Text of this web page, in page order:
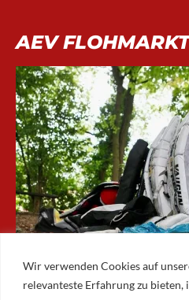
Wir verwenden Cookies auf
relevanteste Erfahrung zu
AEV FLOHMARKT